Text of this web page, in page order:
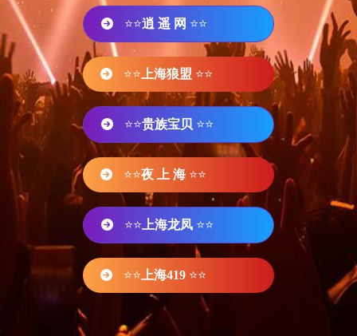
⭐⭐逍 遥 网 ⭐⭐
⭐⭐ 上海狼盟 ⭐⭐
⭐⭐贵族宝贝 ⭐⭐
⭐⭐夜 上 海 ⭐⭐
⭐⭐ 上海龙凤 ⭐⭐
⭐⭐ 上海419 ⭐⭐